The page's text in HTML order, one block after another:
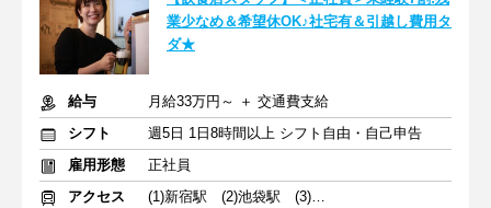
業少なめ＆希望休OK♪社宅有＆引越し費用タ
ダ★
給与
月給33万円～ ＋ 交通費支給
シフト
週5日 1日8時間以上 シフト自由・自己申告
雇用形態
正社員
アクセス
(1)新宿駅 (2)池袋駅 (3)中野駅